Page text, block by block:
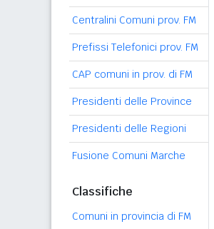
Centralini Comuni prov. FM
Prefissi Telefonici prov. FM
CAP comuni in prov. di FM
Presidenti delle Province
Presidenti delle Regioni
Fusione Comuni Marche
Classifiche
Comuni in provincia di FM